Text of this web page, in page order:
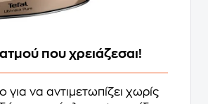
που χρειάζεσαι!
για να αντιμετωπίζει χωρίς